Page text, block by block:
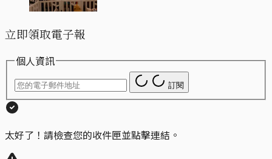
立即領取電子報
個人資訊
訂閱
太好了！請檢查您的收件匣並點擊連結。